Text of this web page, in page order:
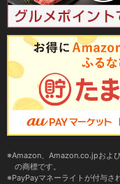
Amazon、Amazon.co.jpおよ
の商標です。
PayPayマネーライトが付与さ